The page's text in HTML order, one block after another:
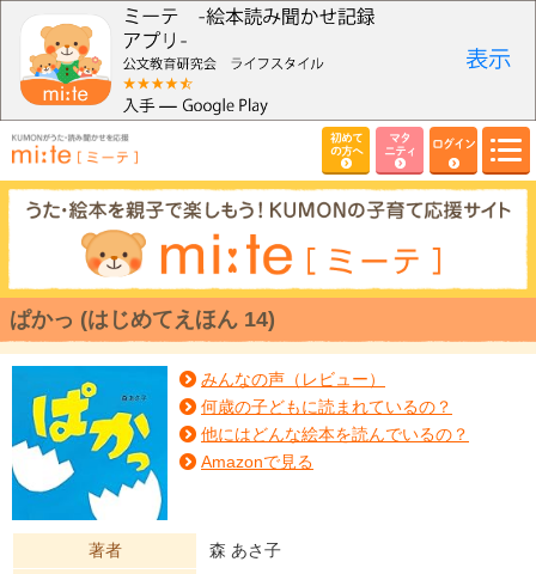
初めて
の方へ
マタ
ニティ
ログイン
ぱかっ (はじめてえほん 14)
みんなの声（レビュー）
何歳の子どもに読まれているの？
他にはどんな絵本を読んでいるの？
Amazonで見る
著者
森 あさ子